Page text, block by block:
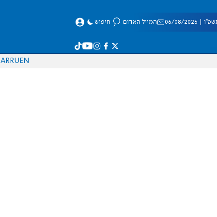
08/2026 המייל האדום חיפוש
EN
RU
AR